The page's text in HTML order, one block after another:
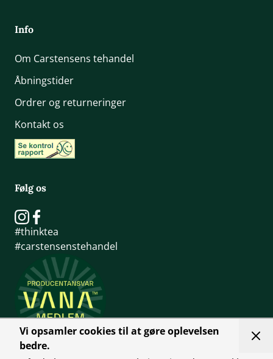
Vi opsamler cookies til at gøre oplevelsen
bedre.
Info
Om Carstensens tehandel
Åbningstider
Ordrer og returneringer
Kontakt os
Følg os
#thinktea
#carstensenstehandel